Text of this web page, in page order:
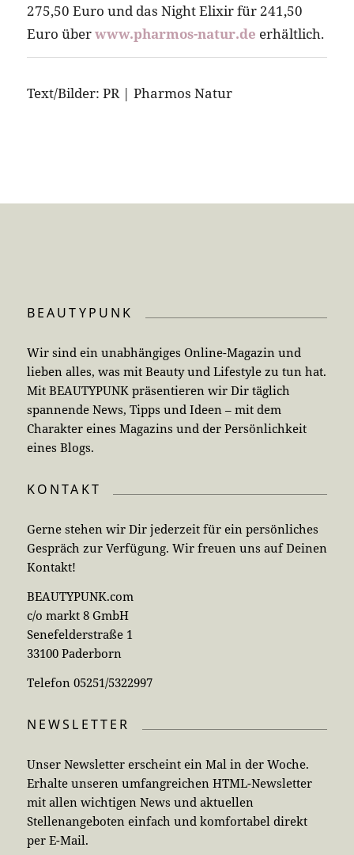
275,50 Euro und das Night Elixir für 241,50
Euro überwww.pharmos-natur.de erhältlich.
Text/Bilder: PR | Pharmos Natur
BEAUTYPUNK
Wir sind ein unabhängiges Online-Magazin und
lieben alles, was mit Beauty und Lifestyle zu tun hat.
Mit BEAUTYPUNK präsentieren wir Dir täglich
spannende News, Tipps und Ideen – mit dem
Charakter eines Magazins und der Persönlichkeit
eines Blogs.
KONTAKT
Gerne stehen wir Dir jederzeit für ein persönliches
Gespräch zur Verfügung. Wir freuen uns auf Deinen
Kontakt!
BEAUTYPUNK.com
c/o markt 8 GmbH
Senefelderstraße 1
33100 Paderborn
Telefon 05251/5322997
NEWSLETTER
Unser Newsletter erscheint ein Mal in der Woche.
Erhalte unseren umfangreichen HTML-Newsletter
mit allen wichtigen News und aktuellen
Stellenangeboten einfach und komfortabel direkt
per E-Mail.